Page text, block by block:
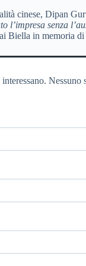
cinese, Dipan
l’impresa senza
Biella in memoria